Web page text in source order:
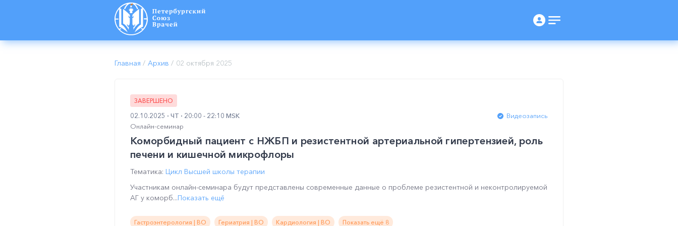
Главная / Архив / 02 октября 2025
ЗАВЕРШЕНО
02.10.2025 ЧТ 20:00 - 22:10 MSK
Видеозапись
Онлайн-семинар
Коморбидный пациент с НЖБП и резистентной артериальной гипертензией, роль
печени и кишечной микрофлоры
Тематика: Цикл Высшей школы терапии
Участникам онлайн-cеминара будут представлены современные данные о проблеме резистентной и неконтролируемой
АГ у коморб...Показать ещё
Гастроэнтерология | ВО Гериатрия | ВО Кардиология | ВО Показать ещё 8